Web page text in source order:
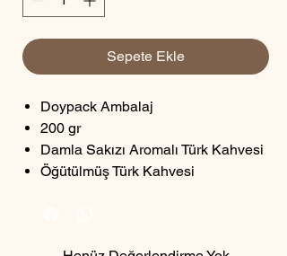
Sepete Ekle
Doypack Ambalaj
200 gr
Damla Sakızı Aromalı Türk Kahvesi
Öğütülmüş Türk Kahvesi